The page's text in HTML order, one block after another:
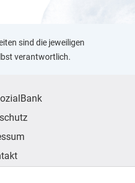
sind die jeweiligen
verantwortlich.